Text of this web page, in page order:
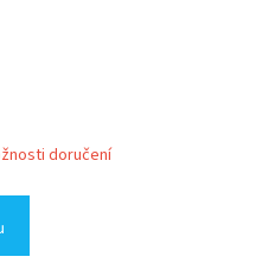
doručení